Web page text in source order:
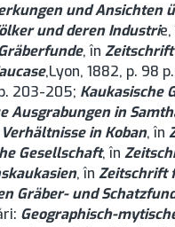
und Ansichten
und deren Industrie,
, în
,Lyon, 1882, p. 98
203-205; Kaukasische
Ausgrabungen in
in Koban, în
Gesellschaft, în
, în Zeitschrift
Gräber- und
Geographisch-